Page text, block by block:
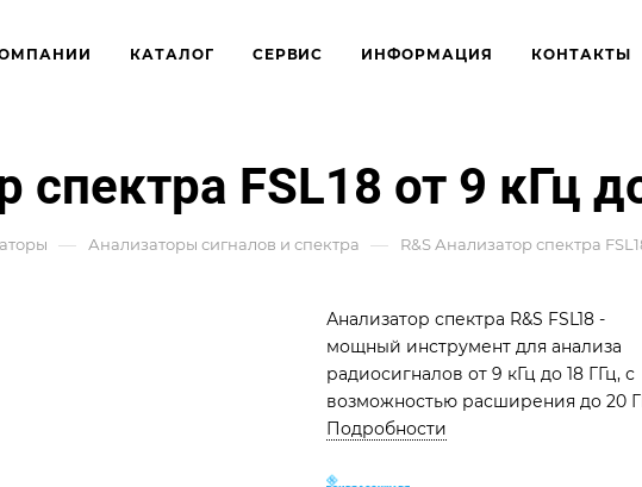
КАТАЛОГ СЕРВИС ИНФОРМАЦИЯ КОНТАКТЫ
спектра FSL18 от 9 кГц
— Анализаторы сигналов и спектра — R&S Анализатор спектра
Анализатор спектра R&S FSL18 -
мощный инструмент для анализа
радиосигналов от 9 кГц до 18 ГГц, с
возможностью расширения до 20
Подробности